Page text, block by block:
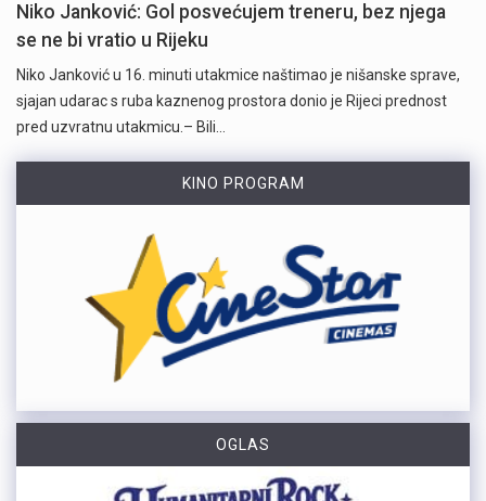
Niko Janković: Gol posvećujem treneru, bez njega
se ne bi vratio u Rijeku
Niko Janković u 16. minuti utakmice naštimao je nišanske sprave,
sjajan udarac s ruba kaznenog prostora donio je Rijeci prednost
pred uzvratnu utakmicu.– Bili…
KINO PROGRAM
OGLAS